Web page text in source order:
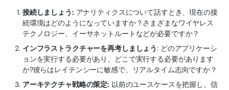
接続しましょう: アナリティクスについて話すとき、現在の接
続環境はどのようになっていますか？さまざまなワイヤレス
テクノロジー、イーサネットルートなどが必要ですか？
インフラストラクチャーを再考しましょう: どのアプリケーシ
ョンを実行する必要があり、どこで実行する必要があります
か?彼らはレイテンシーに敏感で、リアルタイム志向ですか？
アーキテクチャ戦略の策定: 以前のユースケースを把握し、信